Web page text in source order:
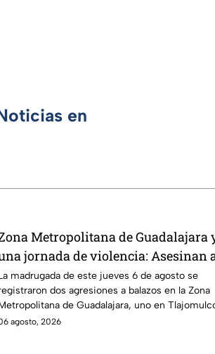
en
Metropolitana de Guadalajara
jornada de violencia: Asesinan
a dos hombres en Tlajomulco
Salto
madrugada de este jueves 6 de agosto se
dos agresiones a balazos en la Zona
de Guadalajara, uno en
en El Salto.
agosto, 2026